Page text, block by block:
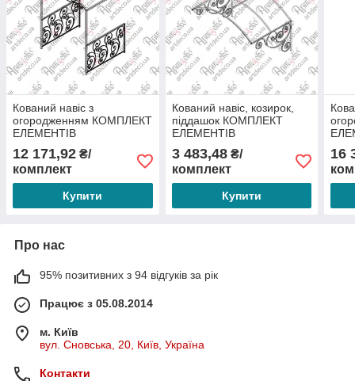
Кований навіс з
огородженням КОМПЛЕКТ
ЕЛЕМЕНТІВ
1900х2300х1590
12 171,92 ₴/
комплект
Купити
Кований навіс, козирок,
піддашок КОМПЛЕКТ
ЕЛЕМЕНТІВ
1500х650х1000
3 483,48₴/
комплект
Купити
16
Про нас
95% позитивних з 94 відгуків за рік
Працює з 05.08.2014
м. Київ
вул. Сновська, 20, Київ, Україна
Контакти